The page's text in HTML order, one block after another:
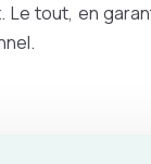
tout, en